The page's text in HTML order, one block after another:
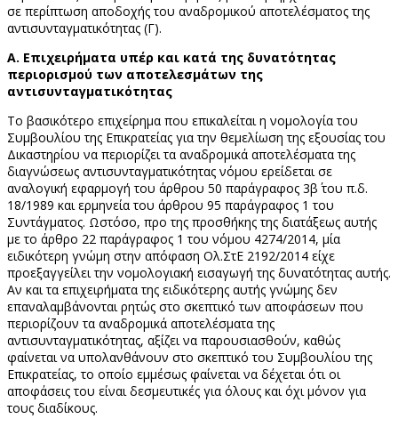
σε περίπτωση αποδοχής του αναδρομικού αποτελέσματος της
αντισυνταγματικότητας (Γ).
Α. Επιχειρήματα υπέρ και κατά της δυνατότητας
περιορισμού των αποτελεσμάτων της
αντισυνταγματικότητας
Το βασικότερο επιχείρημα που επικαλείται η νομολογία του
Συμβουλίου της Επικρατείας για την θεμελίωση της εξουσίας του
Δικαστηρίου να περιορίζει τα αναδρομικά αποτελέσματα της
διαγνώσεως αντισυνταγματικότητας νόμου ερείδεται σε
αναλογική εφαρμογή του άρθρου 50 παράγραφος 3β΄ του π.δ.
18/1989 και ερμηνεία του άρθρου 95 παράγραφος 1 του
Συντάγματος. Ωστόσο, προ της προσθήκης της διατάξεως αυτής
με το άρθρο 22 παράγραφος 1 του νόμου 4274/2014, μία
ειδικότερη γνώμη στην απόφαση Ολ.ΣτΕ 2192/2014 είχε
προεξαγγείλει την νομολογιακή εισαγωγή της δυνατότητας αυτής.
Αν και τα επιχειρήματα της ειδικότερης αυτής γνώμης δεν
επαναλαμβάνονται ρητώς στο σκεπτικό των αποφάσεων που
περιορίζουν τα αναδρομικά αποτελέσματα της
αντισυνταγματικότητας, αξίζει να παρουσιασθούν, καθώς
φαίνεται να υπολανθάνουν στο σκεπτικό του Συμβουλίου της
Επικρατείας, το οποίο εμμέσως φαίνεται να δέχεται ότι οι
αποφάσεις του είναι δεσμευτικές για όλους και όχι μόνον για
τους διαδίκους.